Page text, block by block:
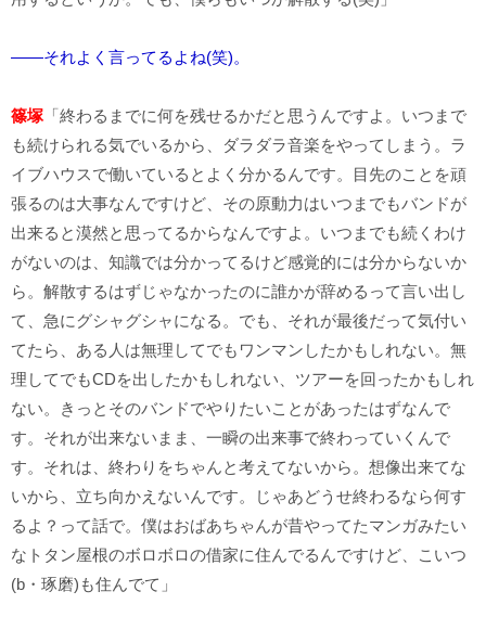
――それよく言ってるよね(笑)。
篠塚 「終わるまでに何を残せるかだと思うんですよ。いつまで
も続けられる気でいるから、ダラダラ音楽をやってしまう。ラ
イブハウスで働いているとよく分かるんです。目先のことを頑
張るのは大事なんですけど、その原動力はいつまでもバンドが
出来ると漠然と思ってるからなんですよ。いつまでも続くわけ
がないのは、知識では分かってるけど感覚的には分からないか
ら。解散するはずじゃなかったのに誰かが辞めるって言い出し
て、急にグシャグシャになる。でも、それが最後だって気付い
てたら、ある人は無理してでもワンマンしたかもしれない。無
理してでもCDを出したかもしれない、ツアーを回ったかもしれ
ない。きっとそのバンドでやりたいことがあったはずなんで
す。それが出来ないまま、一瞬の出来事で終わっていくんで
す。それは、終わりをちゃんと考えてないから。想像出来てな
いから、立ち向かえないんです。じゃあどうせ終わるなら何す
るよ？って話で。僕はおばあちゃんが昔やってたマンガみたい
なトタン屋根のボロボロの借家に住んでるんですけど、こいつ
(b・琢磨)も住んでて」